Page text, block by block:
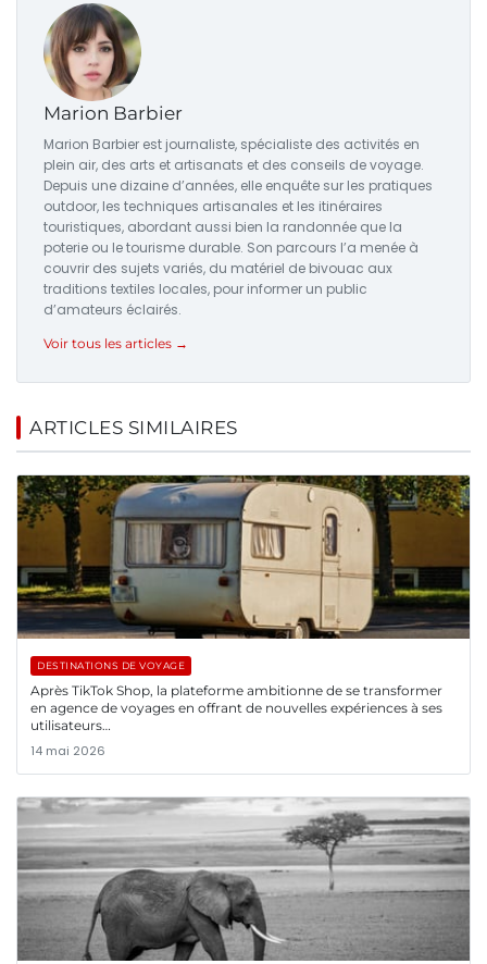
Marion Barbier
Marion Barbier est journaliste, spécialiste des activités en
plein air, des arts et artisanats et des conseils de voyage.
Depuis une dizaine d’années, elle enquête sur les pratiques
outdoor, les techniques artisanales et les itinéraires
touristiques, abordant aussi bien la randonnée que la
poterie ou le tourisme durable. Son parcours l’a menée à
couvrir des sujets variés, du matériel de bivouac aux
traditions textiles locales, pour informer un public
d’amateurs éclairés.
Voir tous les articles →
ARTICLES SIMILAIRES
DESTINATIONS DE VOYAGE
Après TikTok Shop, la plateforme ambitionne de se transformer
en agence de voyages en offrant de nouvelles expériences à ses
utilisateurs…
14 mai 2026